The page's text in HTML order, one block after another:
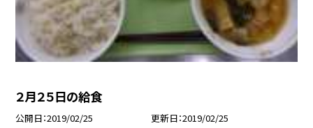
２月２５日の給食
公開日 2019/02/25 更新日 2019/02/25